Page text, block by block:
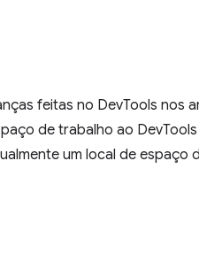
feitas no DevTools nos
de trabalho ao
um local de espaço